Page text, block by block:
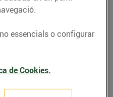
1 tassa de
essencials o configurar
de Cookies.